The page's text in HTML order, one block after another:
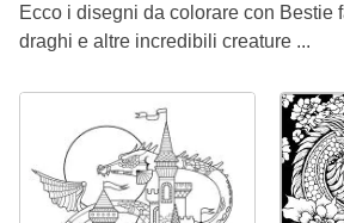
Ecco i disegni da colorare con Bestie
draghi e altre incredibili creature ...